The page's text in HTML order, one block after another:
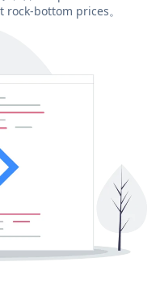
rock-bottom prices。